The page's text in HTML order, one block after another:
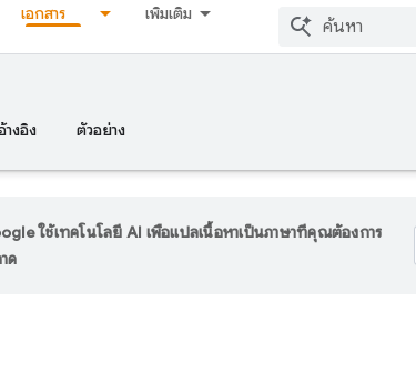
เอกสาร เพิ่มเติม
างอิง ตัวอย่าง
ใช้เทคโนโลยี AI เพื่อแปลเนื้อหาเป็นภาษาที่คุณต้องการ
ด